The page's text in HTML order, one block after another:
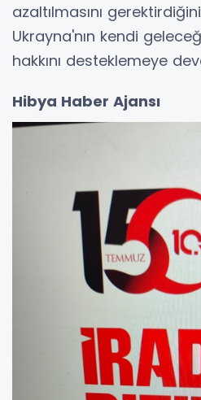
azaltılmasını
Ukrayna'nın kendi
hakkını desteklemeye
Hibya Haber Ajansı